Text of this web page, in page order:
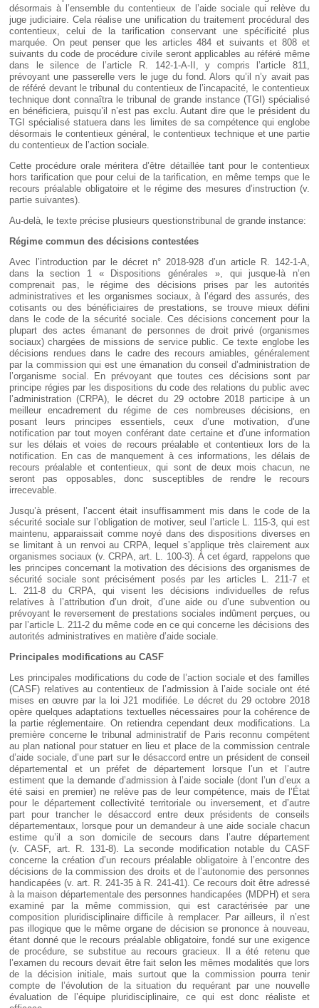
désormais à l’ensemble du contentieux de l’aide sociale qui relève du
juge judiciaire. Cela réalise une unification du traitement procédural des
contentieux, celui de la tarification conservant une spécificité plus
marquée. On peut penser que les articles 484 et suivants et 808 et
suivants du code de procédure civile seront applicables au référé même
dans le silence de l’article R. 142-1-A-II, y compris l’article 811,
prévoyant une passerelle vers le juge du fond. Alors qu’il n’y avait pas
de référé devant le tribunal du contentieux de l’incapacité, le contentieux
technique dont connaîtra le tribunal de grande instance (TGI) spécialisé
en bénéficiera, puisqu’il n’est pas exclu. Autant dire que le président du
TGI spécialisé statuera dans les limites de sa compétence qui englobe
désormais le contentieux général, le contentieux technique et une partie
du contentieux de l’action sociale.
Cette procédure orale méritera d’être détaillée tant pour le contentieux
hors tarification que pour celui de la tarification, en même temps que le
recours préalable obligatoire et le régime des mesures d’instruction (v.
partie suivantes).
Au-delà, le texte précise plusieurs questionstribunal de grande instance:
Régime commun des décisions contestées
Avec l’introduction par le décret n° 2018-928 d’un article R. 142-1-A,
dans la section 1 « Dispositions générales », qui jusque-là n’en
comprenait pas, le régime des décisions prises par les autorités
administratives et les organismes sociaux, à l’égard des assurés, des
cotisants ou des bénéficiaires de prestations, se trouve mieux défini
dans le code de la sécurité sociale. Ces décisions concernent pour la
plupart des actes émanant de personnes de droit privé (organismes
sociaux) chargées de missions de service public. Ce texte englobe les
décisions rendues dans le cadre des recours amiables, généralement
par la commission qui est une émanation du conseil d’administration de
l’organisme social. En prévoyant que toutes ces décisions sont par
principe régies par les dispositions du code des relations du public avec
l’administration (CRPA), le décret du 29 octobre 2018 participe à un
meilleur encadrement du régime de ces nombreuses décisions, en
posant leurs principes essentiels, ceux d’une motivation, d’une
notification par tout moyen conférant date certaine et d’une information
sur les délais et voies de recours préalable et contentieux lors de la
notification. En cas de manquement à ces informations, les délais de
recours préalable et contentieux, qui sont de deux mois chacun, ne
seront pas opposables, donc susceptibles de rendre le recours
irrecevable.
Jusqu’à présent, l’accent était insuffisamment mis dans le code de la
sécurité sociale sur l’obligation de motiver, seul l’article L. 115-3, qui est
maintenu, apparaissait comme noyé dans des dispositions diverses en
se limitant à un renvoi au CRPA, lequel s’applique très clairement aux
organismes sociaux (v. CRPA, art. L. 100-3). À cet égard, rappelons que
les principes concernant la motivation des décisions des organismes de
sécurité sociale sont précisément posés par les articles L. 211-7 et
L. 211-8 du CRPA, qui visent les décisions individuelles de refus
relatives à l’attribution d’un droit, d’une aide ou d’une subvention ou
prévoyant le reversement de prestations sociales indûment perçues, ou
par l’article L. 211-2 du même code en ce qui concerne les décisions des
autorités administratives en matière d’aide sociale.
Principales modifications au CASF
Les principales modifications du code de l’action sociale et des familles
(CASF) relatives au contentieux de l’admission à l’aide sociale ont été
mises en œuvre par la loi J21 modifiée. Le décret du 29 octobre 2018
opère quelques adaptations textuelles nécessaires pour la cohérence de
la partie réglementaire. On retiendra cependant deux modifications. La
première concerne le tribunal administratif de Paris reconnu compétent
au plan national pour statuer en lieu et place de la commission centrale
d’aide sociale, d’une part sur le désaccord entre un président de conseil
départemental et un préfet de département lorsque l’un et l’autre
estiment que la demande d’admission à l’aide sociale (dont l’un d’eux a
été saisi en premier) ne relève pas de leur compétence, mais de l’État
pour le département collectivité territoriale ou inversement, et d’autre
part pour trancher le désaccord entre deux présidents de conseils
départementaux, lorsque pour un demandeur à une aide sociale chacun
estime qu’il a son domicile de secours dans l’autre département
(v. CASF, art. R. 131-8). La seconde modification notable du CASF
concerne la création d’un recours préalable obligatoire à l’encontre des
décisions de la commission des droits et de l’autonomie des personnes
handicapées (v. art. R. 241-35 à R. 241-41). Ce recours doit être adressé
à la maison départementale des personnes handicapées (MDPH) et sera
examiné par la même commission, qui est caractérisée par une
composition pluridisciplinaire difficile à remplacer. Par ailleurs, il n’est
pas illogique que le même organe de décision se prononce à nouveau,
étant donné que le recours préalable obligatoire, fondé sur une exigence
de procédure, se substitue au recours gracieux. Il a été retenu que
l’examen du recours devait être fait selon les mêmes modalités que lors
de la décision initiale, mais surtout que la commission pourra tenir
compte de l’évolution de la situation du requérant par une nouvelle
évaluation de l’équipe pluridisciplinaire, ce qui est donc réaliste et